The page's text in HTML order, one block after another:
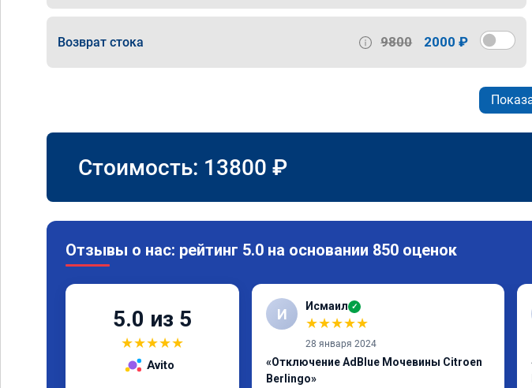
Возврат стока 9800 2000 ₽
Стоимость: 13800 ₽
Отзывы о нас: рейтинг 5.0 на основании 850 оценок
5.0 из 5
★★★★★
Avito
И Исмаил ✓
★★★★★
28 января 2024
«Отключение AdBlue Мочевины Citroen
Berlingo»